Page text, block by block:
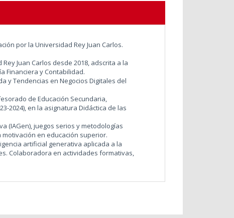
por la Universidad Rey Juan Carlos.
Juan Carlos desde 2018, adscrita a la
Financiera y Contabilidad.
y Tendencias en Negocios Digitales del
de Educación Secundaria,
2024), en la asignatura Didáctica de las
(IAGen), juegos serios y metodologías
en educación superior.
artificial generativa aplicada a la
Colaboradora en actividades formativas,